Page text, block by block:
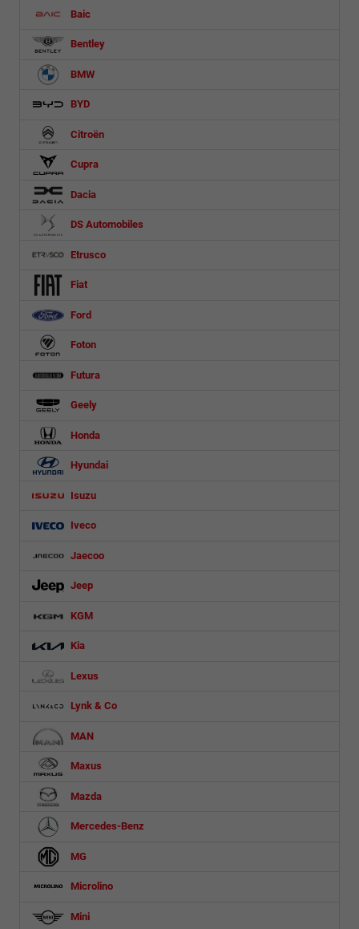
Baic
Bentley
BMW
BYD
Citroën
Cupra
Dacia
DS Automobiles
Etrusco
Fiat
Ford
Foton
Futura
Geely
Honda
Hyundai
Isuzu
Iveco
Jaecoo
Jeep
KGM
Kia
Lexus
Lynk & Co
MAN
Maxus
Mazda
Mercedes-Benz
MG
Microlino
Mini